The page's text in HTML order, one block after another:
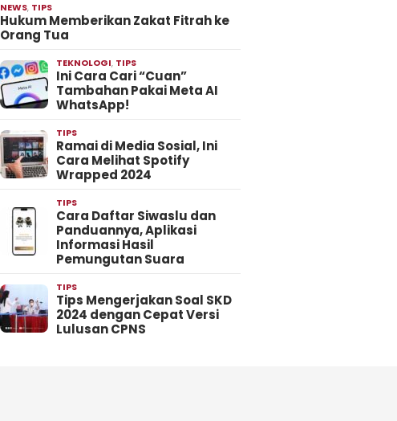
NEWS, TIPS
Hukum Memberikan Zakat Fitrah ke
Orang Tua
TEKNOLOGI, TIPS
Ini Cara Cari “Cuan”
Tambahan Pakai Meta AI
WhatsApp!
TIPS
Ramai di Media Sosial, Ini
Cara Melihat Spotify
Wrapped 2024
TIPS
Cara Daftar Siwaslu dan
Panduannya, Aplikasi
Informasi Hasil
Pemungutan Suara
TIPS
Tips Mengerjakan Soal SKD
2024 dengan Cepat Versi
Lulusan CPNS